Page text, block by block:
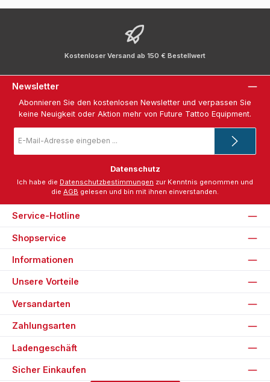
Kostenloser Versand ab 150 € Bestellwert
Newsletter
Abonnieren Sie den kostenlosen Newsletter und verpassen Sie
keine Neuigkeit oder Aktion mehr von Future Tattoo Equipment.
Mail-
*
Datenschutz
Ich habe die Datenschutzbestimmungen zur Kenntnis genommen und
die AGB gelesen und bin mit ihnen einverstanden.
Service-Hotline
Shopservice
Informationen
Unsere Vorteile
Versandarten
Zahlungsarten
Ladengeschäft
Sicher Einkaufen